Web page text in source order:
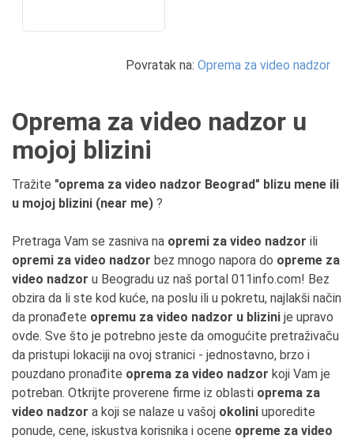
Povratak na: Oprema za video nadzor
Oprema za video nadzor u
mojoj blizini
Tražite "oprema za video nadzor Beograd" blizu mene ili
u mojoj blizini (near me) ?
Pretraga Vam se zasniva na opremi za video nadzor ili
opremi za video nadzor bez mnogo napora do opreme za
video nadzor u Beogradu uz naš portal 011info.com! Bez
obzira da li ste kod kuće, na poslu ili u pokretu, najlakši način
da pronađete opremu za video nadzor u blizini je upravo
ovde. Sve što je potrebno jeste da omogućite pretraživaču
da pristupi lokaciji na ovoj stranici - jednostavno, brzo i
pouzdano pronađite oprema za video nadzor koji Vam je
potreban. Otkrijte proverene firme iz oblasti oprema za
video nadzor a koji se nalaze u vašoj okolini uporedite
ponude, cene, iskustva korisnika i ocene opreme za video